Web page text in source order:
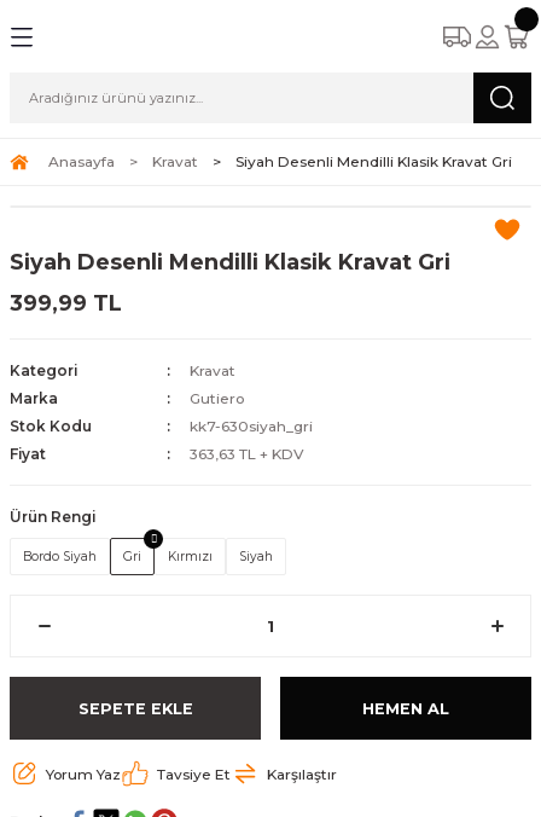
Anasayfa Kravat Siyah Desenli Mendilli Klasik Kravat Gri
Siyah Desenli Mendilli Klasik Kravat Gri
399,99 TL
Kategori
Kravat
Marka
Gutiero
Stok Kodu
kk7-630siyah_gri
Fiyat
363,63 TL + KDV
Ürün Rengi
Bordo Siyah Gri Kırmızı Siyah
SEPETE EKLE HEMEN AL
Yorum Yaz Tavsiye Et Karşılaştır